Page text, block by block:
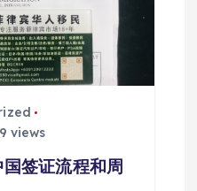
views
签证流程和周